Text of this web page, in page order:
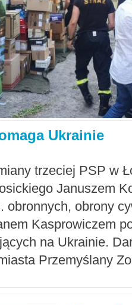
Ukrainie
trzeciej PSP w
Januszem
obronnych, obrony
Kasprowiczem
na Ukrainie.
Przemyślany